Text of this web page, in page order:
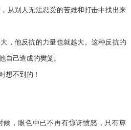
别人无法忍受的苦难和打击中找出来
他反抗的力量也就越大。这种反抗的
自己造成的樊笼。
不到的！
，眼色中已不再有惊讶愤怒，只有尊